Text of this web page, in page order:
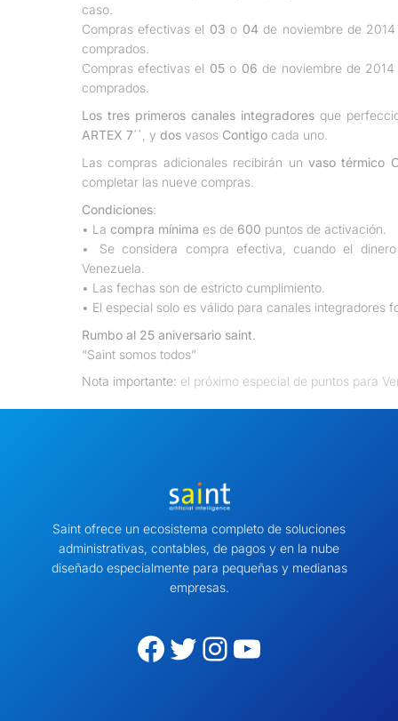
caso.
Compras efectivas el 03 o 04 de noviembre de
comprados.
Compras efectivas el 05o 06 de noviembre de
comprados.
Los tres primeros canales integradoresque
ARTEX 7´´ , y dosvasos Contigocada uno.
Las compras adicionales recibirán un vaso térmico
completar las nueve compras.
Condiciones:
▪ La compra mínima es de 600 puntos de activación.
▪ Se considera compra efectiva, cuando el
Venezuela.
▪ Las fechas son de estricto cumplimiento.
▪ El especial solo es válido para canales integradores
Rumbo al 25 aniversario saint
“Saint somos todos”
Nota importante: el próximo especial de puntos para
Saint ofrece un ecosistema completo de soluciones
administrativas, contables, de pagos y en la nube
diseñado especialmente para pequeñas y medianas
empresas.
Facebook Twitter Instagram YouTube